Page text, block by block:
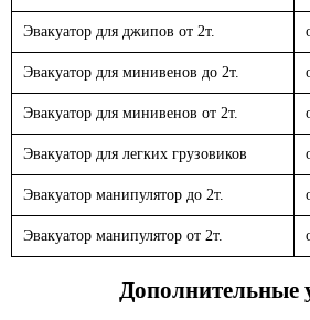
Эвакуатор для джипов от 2т.
Эвакуатор для минивенов до 2т.
Эвакуатор для минивенов от 2т.
Эвакуатор для легких грузовиков
Эвакуатор манипулятор до 2т.
Эвакуатор манипулятор от 2т.
Дополнительные